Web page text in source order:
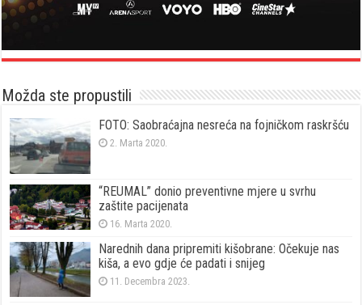
Možda ste propustili
FOTO: Saobraćajna nesreća na fojničkom raskršću
2. Marta 2020.
“REUMAL” donio preventivne mjere u svrhu
zaštite pacijenata
16. Marta 2020.
Narednih dana pripremiti kišobrane: Očekuje nas
kiša, a evo gdje će padati i snijeg
11. Decembra 2023.